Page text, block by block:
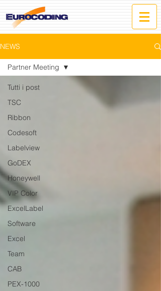
NEWS
Tutti i post
TSC
Ribbon
Codesoft
Labelview
GoDEX
Honeywell
VIP Color
ExcelLabel
Software
Excel
Team
CAB
PEX-1000
Partner Meeting